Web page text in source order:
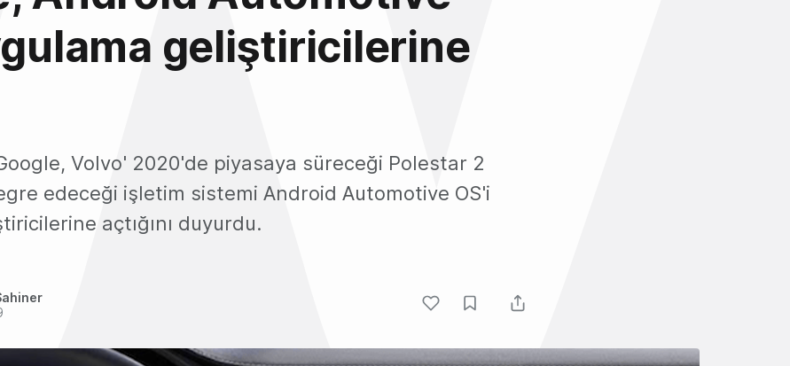
geliştiricilerine
Volvo' 2020'de piyasaya süreceği Polestar 2
edeceği işletim sistemi Android Automotive OS'i
açtığını duyurdu.